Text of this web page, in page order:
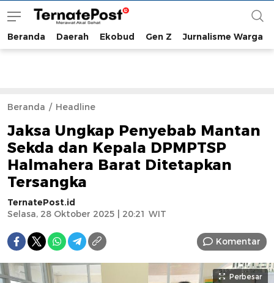
TernatePost.id
merawat akal sehat
Beranda Daerah Ekobud Gen Z Jurnalisme Warga
Beranda Headline
Jaksa Ungkap Penyebab Mantan
Sekda dan Kepala DPMPTSP
Halmahera Barat Ditetapkan
Tersangka
TernatePost.id
Selasa, 28 Oktober 2025 | 20:21 WIT
Komentar
Perbesar